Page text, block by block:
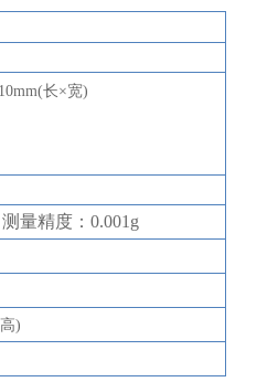
10mm(长×宽)
量精度：0.001g
高)